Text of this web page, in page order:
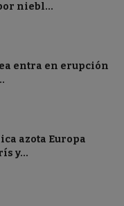
niebl...
entra en erupción
azota Europa
y...